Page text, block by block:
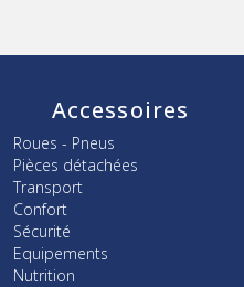
Accessoires
Roues - Pneus
Pièces détachées
Transport
Confort
Sécurité
Equipements
Nutrition